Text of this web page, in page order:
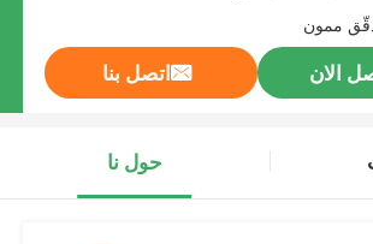
ممون
الان اتصل بنا
حول نا